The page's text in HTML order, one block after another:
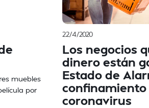
muebles
por
22/4/2020
Los negocios
dinero están
Estado de
confinamiento
coronavirus